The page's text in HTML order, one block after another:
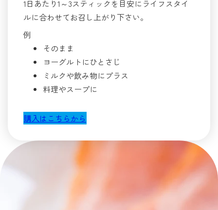
1日あたり1～3スティックを目安にライフスタイ
ルに合わせてお召し上がり下さい。
例
そのまま
ヨーグルトにひとさじ
ミルクや飲み物にプラス
料理やスープに
購入はこちらから